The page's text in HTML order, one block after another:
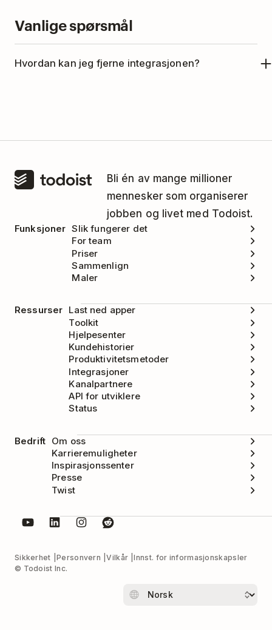
Vanlige spørsmål
Hvordan kan jeg fjerne integrasjonen?
hjørne.
Configure (Konfigurer).
Klikk påDelete
Når du får spørsmål om du vil slette
konfigurasjonen med Todoist, velger du
Yes,
(Ja, slett).
Bli én av mange millioner
mennesker som organiserer
jobben og livet med Todoist.
Funksjoner Slik fungerer det
For team
Priser
Sammenlign
Maler
Ressurser Last ned apper
Toolkit
Hjelpesenter
Kundehistorier
Produktivitetsmetoder
Integrasjoner
Kanalpartnere
API for utviklere
Status
Bedrift Om oss
Karrieremuligheter
Inspirasjonssenter
Presse
Twist
Sikkerhet Personvern Vilkår
Innst. for informasjonskapsler
© Todoist Inc.